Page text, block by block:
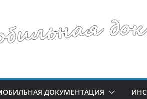
ДОКУМЕНТАЦИЯ